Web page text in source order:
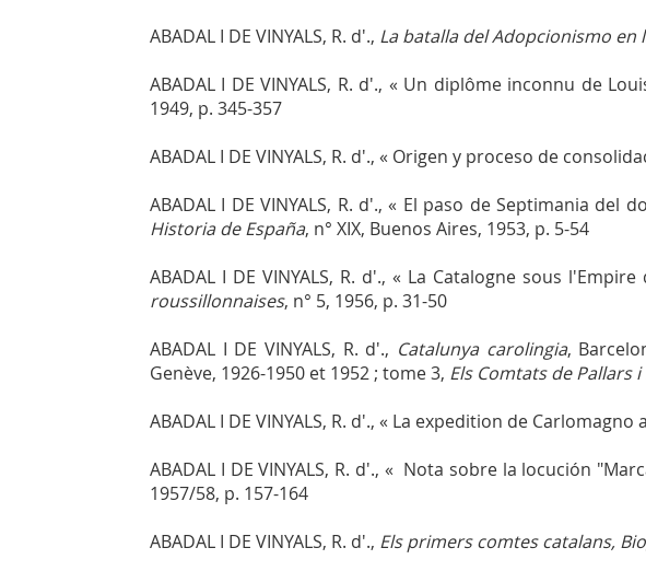
ABADAL I DE VINYALS, R. d'., La batalla del Adopcionismo en
ABADAL I DE VINYALS, R. d'., « Un diplôme inconnu de
1949, p. 345-357
ABADAL I DE VINYALS, R. d'., « Origen y proceso de
ABADAL I DE VINYALS, R. d'., « El paso de Septimania
Historia de España, n° XIX, Buenos Aires, 1953, p. 5-54
ABADAL I DE VINYALS, R. d'., « La Catalogne sous
roussillonnaises, n° 5, 1956, p. 31-50
ABADAL I DE VINYALS, R. d'., Catalunya carolingia,
Genève, 1926-1950 et 1952 ; tome 3, Els Comtats de Pallars
ABADAL I DE VINYALS, R. d'., « La expedition de Carlomagno
ABADAL I DE VINYALS, R. d'., « Nota sobre la locución
1957/58, p. 157-164
ABADAL I DE VINYALS, R. d'., Els primers comtes catalans,